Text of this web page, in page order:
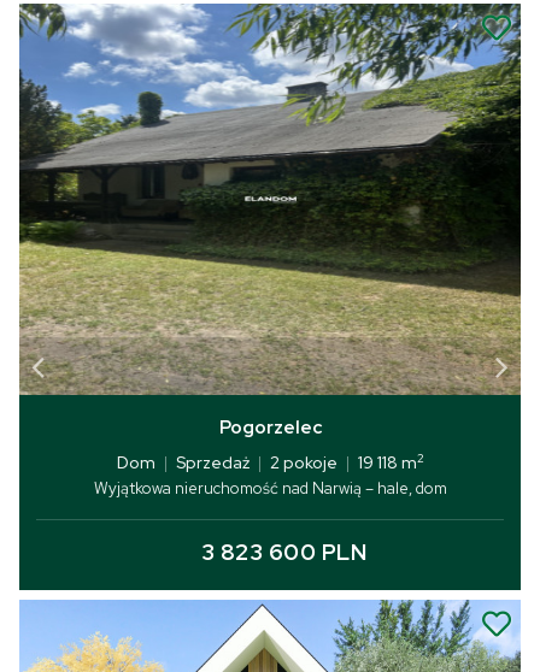
Pogorzelec
Dom | Sprzedaż | 2 pokoje | 19 118 m2
Wyjątkowa nieruchomość nad Narwią – hale, dom
3 823 600 PLN